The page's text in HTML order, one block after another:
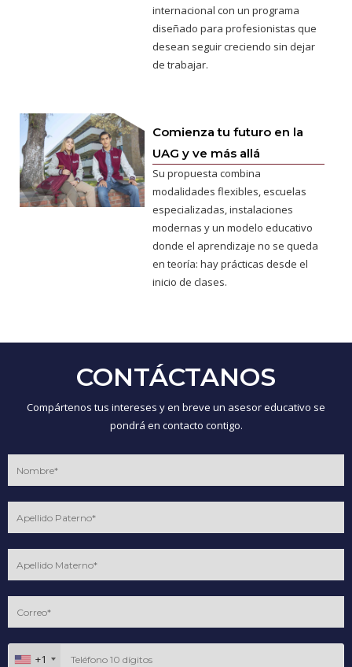
internacional con un programa
diseñado para profesionistas que
desean seguir creciendo sin dejar
de trabajar.
Comienza tu futuro en la
UAG y ve más allá
Su propuesta combina
modalidades flexibles, escuelas
especializadas, instalaciones
modernas y un modelo educativo
donde el aprendizaje no se queda
en teoría: hay prácticas desde el
inicio de clases.
CONTÁCTANOS
Compártenos tus intereses y en breve un asesor educativo se
pondrá en contacto contigo.
+1